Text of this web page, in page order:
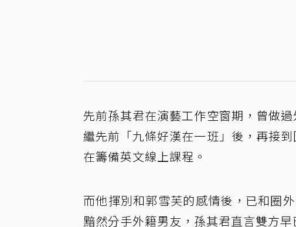
先前孫其君在演藝工作空窗期，曾做
繼先前「九條好漢在一班」後，再接
在籌備英文線上課程。
而他揮別和郭雪芙的感情後，已和圈
黯然分手外籍男友，孫其君直言雙方